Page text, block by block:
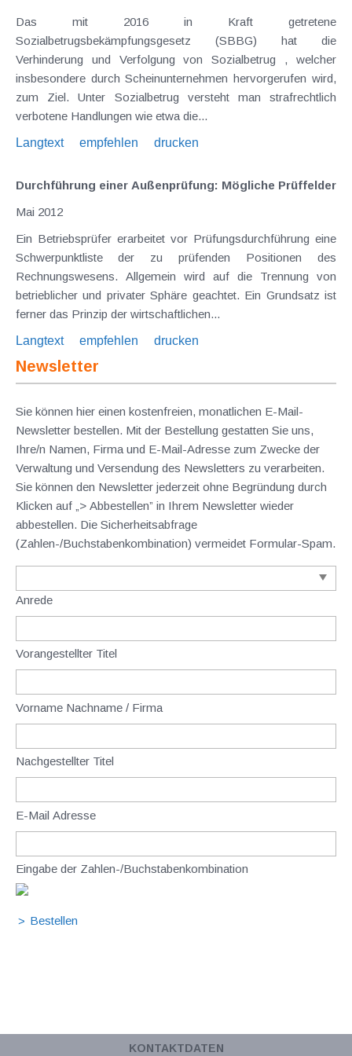
Das mit 2016 in Kraft getretene
Sozialbetrugsbekämpfungsgesetz (SBBG) hat die
Verhinderung und Verfolgung von Sozialbetrug , welcher
insbesondere durch Scheinunternehmen hervorgerufen wird,
zum Ziel. Unter Sozialbetrug versteht man strafrechtlich
verbotene Handlungen wie etwa die...
Langtext
empfehlen drucken
Durchführung einer Außenprüfung: Mögliche Prüffelder
Mai 2012
Ein Betriebsprüfer erarbeitet vor Prüfungsdurchführung eine
Schwerpunktliste der zu prüfenden Positionen des
Rechnungswesens. Allgemein wird auf die Trennung von
betrieblicher und privater Sphäre geachtet. Ein Grundsatz ist
ferner das Prinzip der wirtschaftlichen...
Langtext
empfehlen drucken
Newsletter
Sie können hier einen kostenfreien, monatlichen E-Mail-
Newsletter bestellen. Mit der Bestellung gestatten Sie uns,
Ihre/n Namen, Firma und E-Mail-Adresse zum Zwecke der
Verwaltung und Versendung des Newsletters zu verarbeiten.
Sie können den Newsletter jederzeit ohne Begründung durch
Klicken auf „> Abbestellen” in Ihrem Newsletter wieder
abbestellen. Die Sicherheitsabfrage
(Zahlen-/Buchstabenkombination) vermeidet Formular-Spam.
Anrede
Vorangestellter Titel
Vorname Nachname / Firma
Nachgestellter Titel
E-Mail Adresse
Eingabe der Zahlen-/Buchstabenkombination
KONTAKTDATEN